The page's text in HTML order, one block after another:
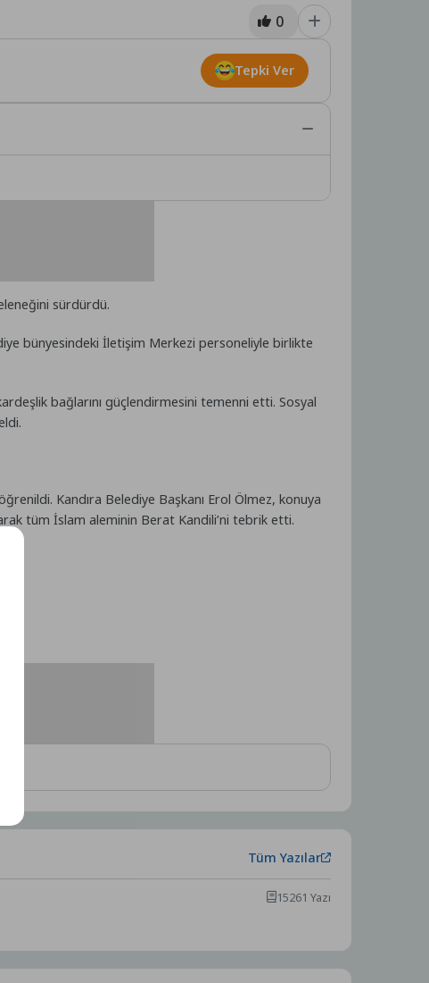
0
Tepki Ver
sürdürdü.
bünyesindeki İletişim Merkezi personeliyle birlikte
bağlarını güçlendirmesini temenni etti. Sosyal
Kandıra Belediye Başkanı Erol Ölmez, konuya
tüm İslam aleminin Berat Kandili’ni tebrik etti.
Tüm Yazılar
15261 Yazı